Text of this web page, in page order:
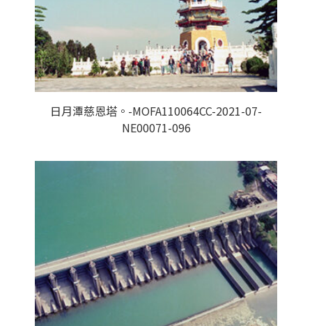
日月潭慈恩塔。-MOFA110064CC-2021-07-
NE00071-096